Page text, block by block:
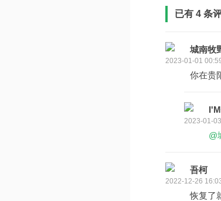
已有 4 条
城南牧
2023-01-01
你在贵
2023-01-
@
吾柯
2022-12-26
恢复了